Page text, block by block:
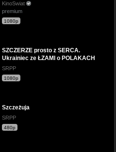
KinoSwiat
premium
1080p
SZCZERZE prosto z SERCA.
Ukrainiec ze ŁZAMI o POLAKACH
SRPP
1080p
Szczeżuja
SRPP
480p